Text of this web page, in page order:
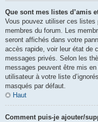
Que sont mes listes d’amis
Vous pouvez utiliser ces listes
membres du forum. Les
seront affichés dans votre
accès rapide, voir leur état de
messages privés. Selon les
messages peuvent être mis
utilisateur à votre liste
masqués par défaut.
Haut
Comment puis-je ajouter/